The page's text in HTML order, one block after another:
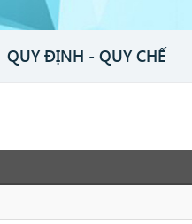
QUY ĐỊNH - QUY CHẾ